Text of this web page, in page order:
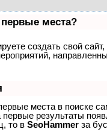
первые места?
создать свой
места в поиске
первые результаты
то в SeoHammer за